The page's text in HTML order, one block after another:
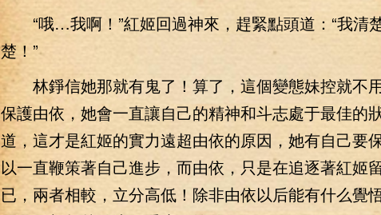
“哦…我啊！”紅姬回過神來，趕緊點頭道：“我清
楚！”
林錚信她那就有鬼了！算了，這個變態妹控就不
保護由依，她會一直讓自己的精神和斗志處于最佳的
道，這才是紅姬的實力遠超由依的原因，她有自己要
以一直鞭策著自己進步，而由依，只是在追逐著紅姬
已，兩者相較，立分高低！除非由依以后能有什么覺